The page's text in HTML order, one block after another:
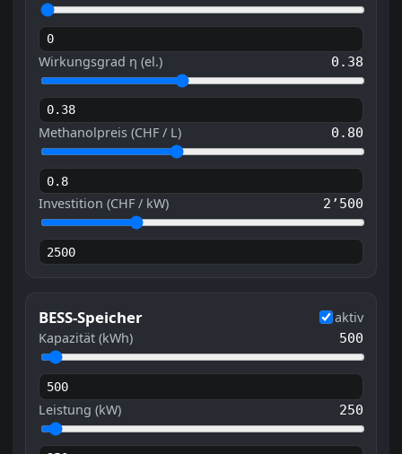
Wirkungsgrad η (el.) 0.38
Methanolpreis (CHF / L) 0.80
Investition (CHF / kW) 2’500
BESS-Speicher
aktiv
Kapazität (kWh)
500
Leistung (kW) 250